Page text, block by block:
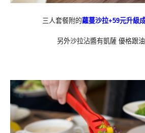
三人套餐附的蘿蔓沙拉+59元升級
另外沙拉沾醬有凱薩 優格跟